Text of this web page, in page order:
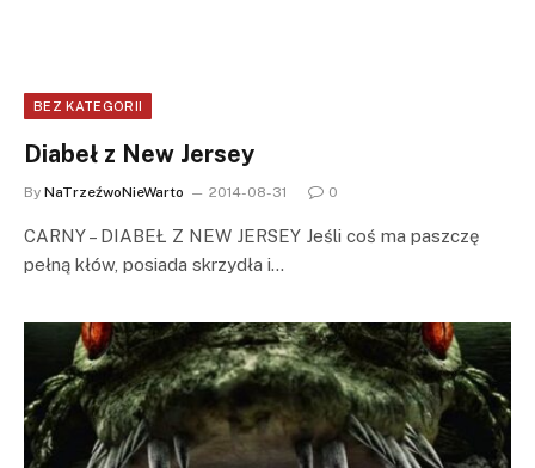
BEZ KATEGORII
Diabeł z New Jersey
By NaTrzeźwoNieWarto 2014-08-31 0
CARNY – DIABEŁ Z NEW JERSEY Jeśli coś ma paszczę
pełną kłów, posiada skrzydła i…